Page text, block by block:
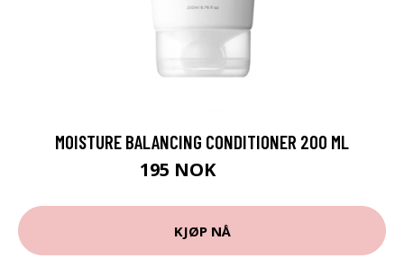
MOISTURE BALANCING CONDITIONER 200 ML
195 NOK
KJØP NÅ